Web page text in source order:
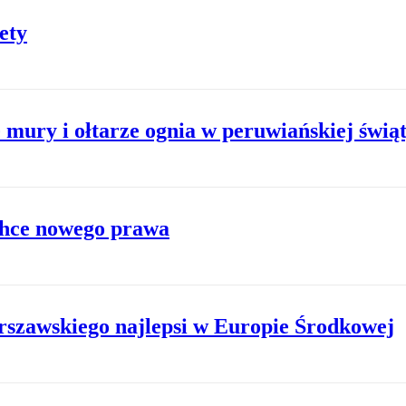
i ołtarze ognia w peruwiańskiej
nowego prawa
najlepsi w Europie Środkowej